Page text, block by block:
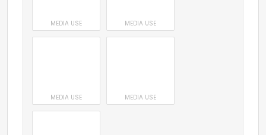
MEDIA USE MEDIA USE
MEDIA USE MEDIA USE